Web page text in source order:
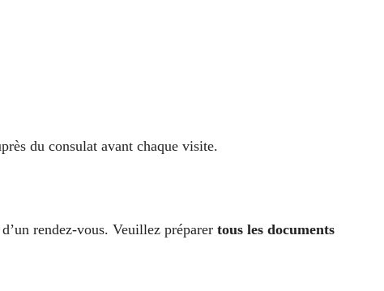
du consulat avant chaque visite.
rendez-vous. Veuillez préparer tous les documents